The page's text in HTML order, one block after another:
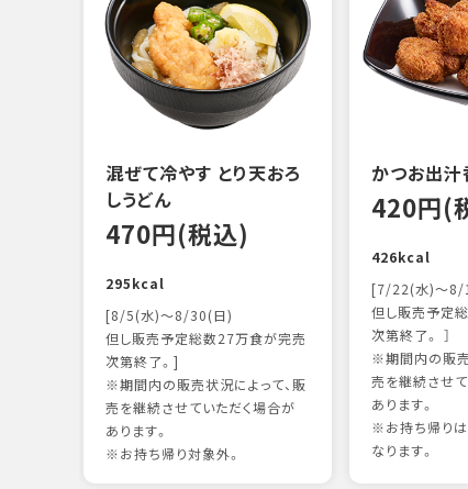
混ぜて冷やす とり天おろ
しうどん
470円(税込)
295kcal
[8/5(水)～8/30(日)
但し販売予定総数27万食が完売
次第終了。]
※期間内の販売状況によって、販
売を継続させていただく場合が
あります。
※お持ち帰り対象外。
かつお出
420円(
426kcal
[7/22(水)～8/
但し販売予定
次第終了。 ］
※期間内の販売
売を継続させ
あります。
※お持ち帰り
なります。